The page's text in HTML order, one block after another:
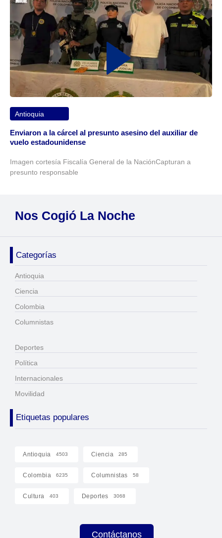
Antioquia
Enviaron a la cárcel al presunto asesino del auxiliar de
vuelo estadounidense
Imagen cortesía Fiscalía General de la NaciónCapturan a
presunto responsable
Nos Cogió La Noche
Categorías
Antioquia
Ciencia
Colombia
Columnistas
Deportes
Política
Internacionales
Movilidad
Etiquetas populares
Antioquia 4503 Ciencia 285
Colombia 6235 Columnistas 58
Cultura 403 Deportes 3068
Contáctanos